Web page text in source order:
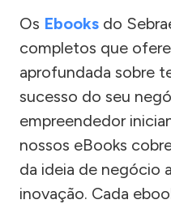
Os Ebooks do
completos que
aprofundada sobre
sucesso do seu
empreendedor
nossos eBooks
da ideia de negócio
inovação. Cada